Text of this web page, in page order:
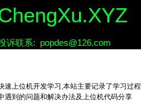
诉联系: popdes@126.com
速上位机开发学习,本站主要记录了学习过程
遇到的问题和解决办法及上位机代码分享